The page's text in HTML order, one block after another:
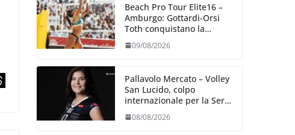
Beach Pro Tour Elite16 –
Amburgo: Gottardi-Orsi
Toth conquistano la
semifinale
09/08/2026
Pallavolo Mercato – Volley
San Lucido, colpo
internazionale per la Serie
B2: arriva la schiacciatrice
lettone Kristine Teivane
08/08/2026